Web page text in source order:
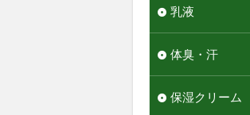
乳液
体臭・汗
保湿クリーム